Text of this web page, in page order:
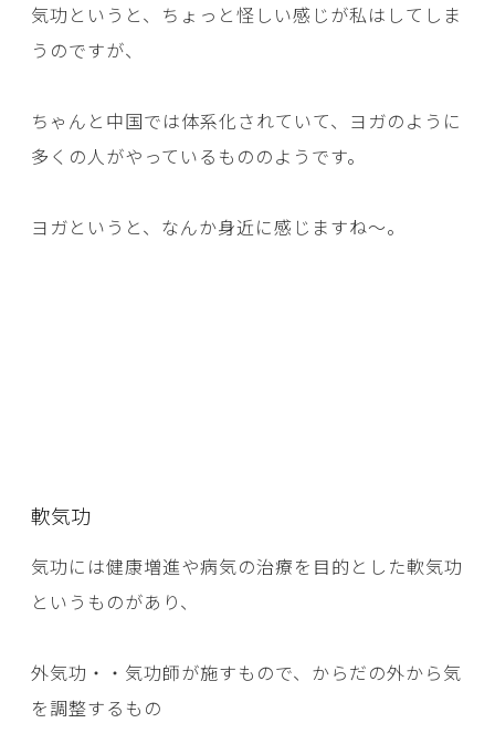
気功というと、ちょっと怪しい感じが私はしてしま
うのですが、
ちゃんと中国では体系化されていて、ヨガのように
多くの人がやっているもののようです。
ヨガというと、なんか身近に感じますね～。
軟気功
気功には健康増進や病気の治療を目的とした軟気功
というものがあり、
外気功・・気功師が施すもので、からだの外から気
を調整するもの